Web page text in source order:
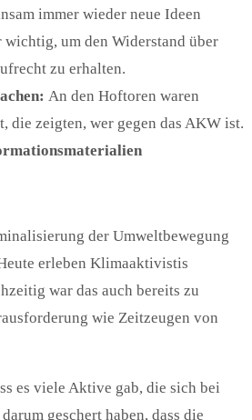
immer wieder neue Ideen
um den Widerstand über
zu erhalten.
An den Hoftoren waren
die zeigten, wer gegen das AKW ist.
der Umweltbewegung
erleben Klimaaktivistis
war das auch bereits zu
wie Zeitzeugen von
es viele Aktive gab, die sich bei
geschert haben, dass die